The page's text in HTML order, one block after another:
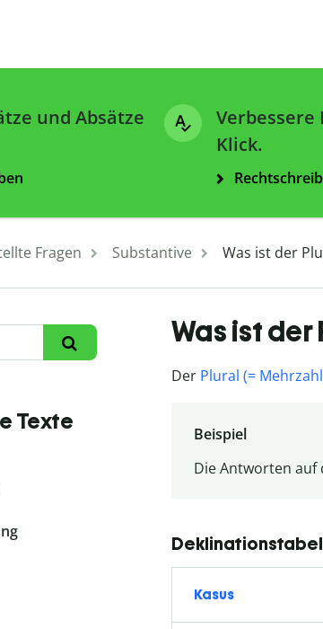
und Absätze
Klick.
Fragen Substantive Was ist der
Texte
Was ist der
Der Plural (=
Beispiel
Die Antworten auf
Kasus